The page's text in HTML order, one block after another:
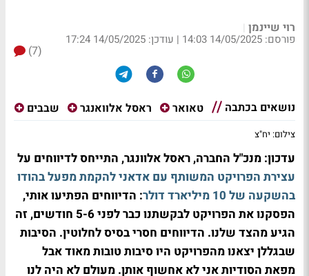
רוי שיינמן |
פורסם: 14/05/2025 14:03 | עודכן: 14/05/2025 17:24
(7)
נושאים בכתבה טאואר ראסל אלוואנגר שבבים
צילום: יח"צ
עדכון: מנכ"ל החברה, ראסל אלוונגר, התייחס לדיווחים על
עצירת הפרויקט המשותף עם אדאני להקמת מפעל בהודו
בהשקעה של 10 מיליארד דולר
: הדיווחים הפתיעו אותי,
הפסקנו את הפרויקט לבקשתנו כבר לפני 5-6 חודשים, זה
הגיע מהצד שלנו. הדיווחים חסרי בסיס לחלוטין. הסיבות
שבגללן יצאנו מהפרויקט היו סיבות טובות מאוד אבל
מפאת הסודיות אני לא אחשוף אותן. מעולם לא היה לנו